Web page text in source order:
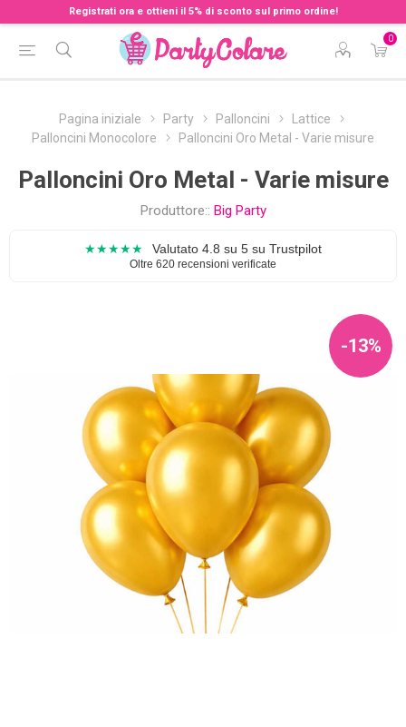
Registrati ora e ottieni il 5% di sconto sul primo ordine!
0
Pagina iniziale Party Palloncini
Lattice
Palloncini Monocolore
Palloncini Oro Metal - Varie misure
Palloncini Oro Metal - Varie misure
Produttore:: Big Party
★★★★★ Valutato 4.8 su 5 su Trustpilot
Oltre 620 recensioni verificate
-13%